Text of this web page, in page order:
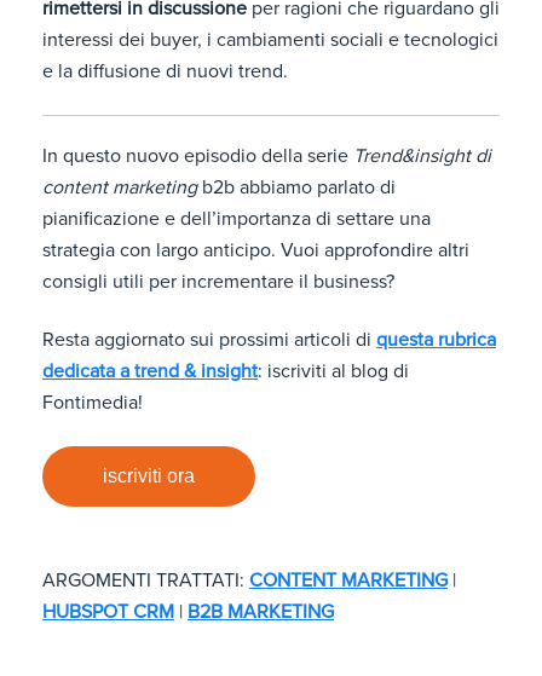
rimettersi in discussione per ragioni che riguardano gli
interessi dei buyer, i cambiamenti sociali e tecnologici
e la diffusione di nuovi trend.
In questo nuovo episodio della serie Trend&insight di
content marketing b2b abbiamo parlato di
pianificazione e dell’importanza di settare una
strategia con largo anticipo. Vuoi approfondire altri
consigli utili per incrementare il business?
Resta aggiornato sui prossimi articoli di questa rubrica
dedicata a trend & insight: iscriviti al blog di
Fontimedia!
iscriviti ora
ARGOMENTI TRATTATI: CONTENT MARKETING |
HUBSPOT CRM | B2B MARKETING